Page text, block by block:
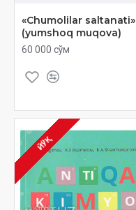
«Chumolilar saltanati»
(yumshoq muqova)
60 000 сўм
ЙЎҚ